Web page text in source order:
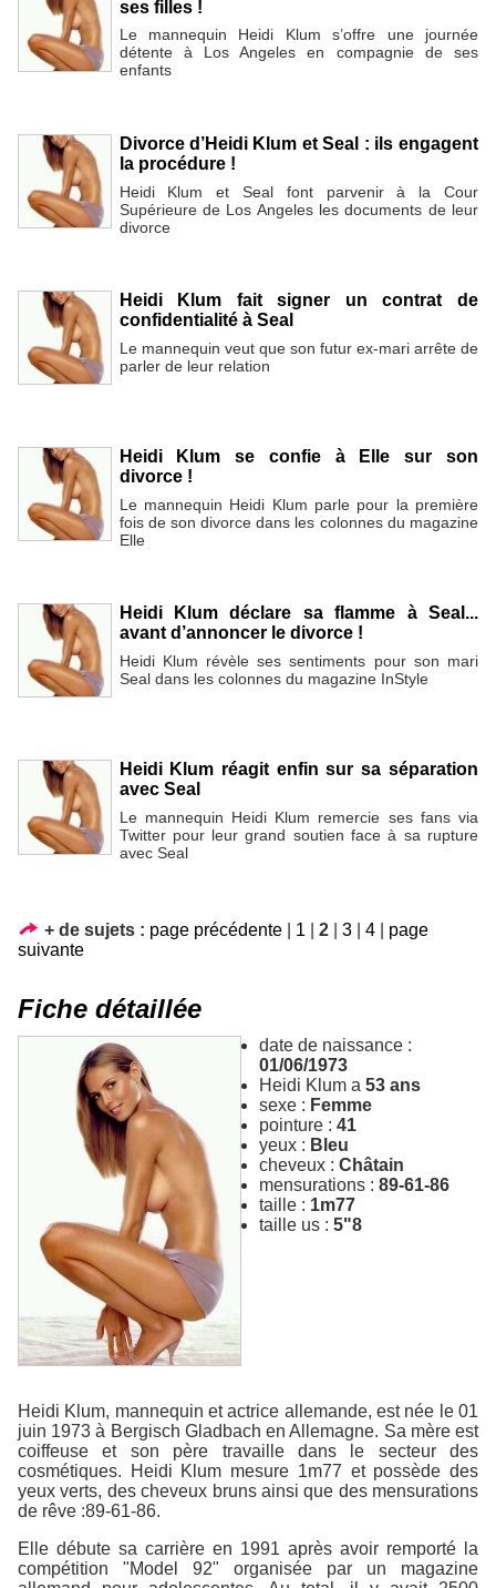
ses filles !
Le mannequin Heidi Klum s’offre une journée
détente à Los Angeles en compagnie de ses
enfants
Divorce d’Heidi Klum et Seal : ils engagent
la procédure !
Heidi Klum et Seal font parvenir à la Cour
Supérieure de Los Angeles les documents de leur
divorce
Heidi Klum fait signer un contrat de
confidentialité à Seal
Le mannequin veut que son futur ex-mari arrête de
parler de leur relation
Heidi Klum se confie à Elle sur son
divorce !
Le mannequin Heidi Klum parle pour la première
fois de son divorce dans les colonnes du magazine
Elle
Heidi Klum déclare sa flamme à Seal...
avant d’annoncer le divorce !
Heidi Klum révèle ses sentiments pour son mari
Seal dans les colonnes du magazine InStyle
Heidi Klum réagit enfin sur sa séparation
avec Seal
Le mannequin Heidi Klum remercie ses fans via
Twitter pour leur grand soutien face à sa rupture
avec Seal
+ de sujets : page précédente 1 2 3 4
page
suivante
Fiche détaillée
date de naissance :
01/06/1973
Heidi Klum a 53 ans
sexe : Femme
pointure : 41
yeux : Bleu
cheveux : Châtain
mensurations : 89-61-86
taille : 1m77
taille us : 5"8
Heidi Klum, mannequin et actrice allemande, est née le 01
juin 1973 à Bergisch Gladbach en Allemagne. Sa mère est
coiffeuse et son père travaille dans le secteur des
cosmétiques. Heidi Klum mesure 1m77 et possède des
yeux verts, des cheveux bruns ainsi que des mensurations
de rêve :89-61-86.
Elle débute sa carrière en 1991 après avoir remporté la
compétition "Model 92" organisée par un magazine